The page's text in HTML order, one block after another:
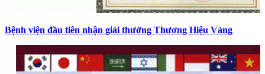
Bệnh viện đầu tiên nhận giải thưởng Thương Hiệu Vàng